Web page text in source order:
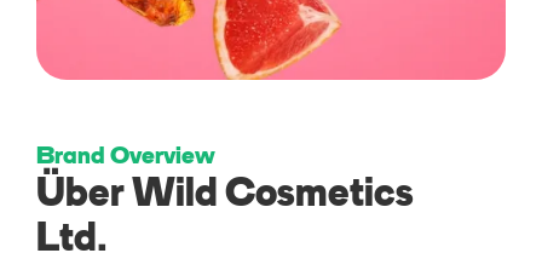
Brand Overview
Über Wild Cosmetics
Ltd.